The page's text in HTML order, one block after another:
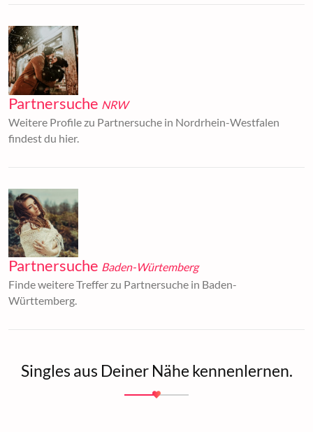
Partnersuche NRW
Weitere Profile zu Partnersuche in Nordrhein-Westfalen
findest du hier.
Partnersuche Baden-Würtemberg
Finde weitere Treffer zu Partnersuche in Baden-
Württemberg.
Singles aus Deiner Nähe kennenlernen.